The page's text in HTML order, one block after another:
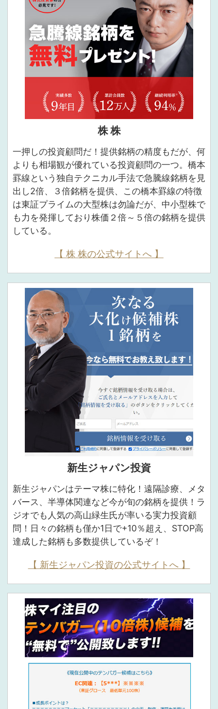
株 株
一押しの投資顧問だ！提供銘柄の精度もだが、何
よりも相場観が優れている投資顧問の一つ。橋本
罫線という独自テクニカル手法で急騰線銘柄を見
出し2倍、３倍銘柄を提供、この橋本罫線の特徴
は東証プライムの大型株は勿論だが、中小型株で
も力を発揮しており株価２倍～５倍の銘柄を提供
している。
【 株 株の公式サイトへ 】
新生ジャパン投資
新生ジャパンはテーマ株に特化！遠隔診療、メタ
バース、半導体関連など今が旬の銘柄を提供！ラ
ジオでも人気の高山緑生氏が率いる実力投資顧
問！日々の銘柄も僅か1日で+10％超え、STOP高
達成した銘柄も多数提供しているぞ！
【 新生ジャパン投資の公式サイトへ 】